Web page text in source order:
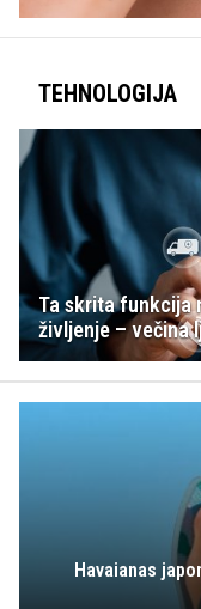
TEHNOLOGIJA
Ta skrita funkcija
življenje – večina
Havaianas